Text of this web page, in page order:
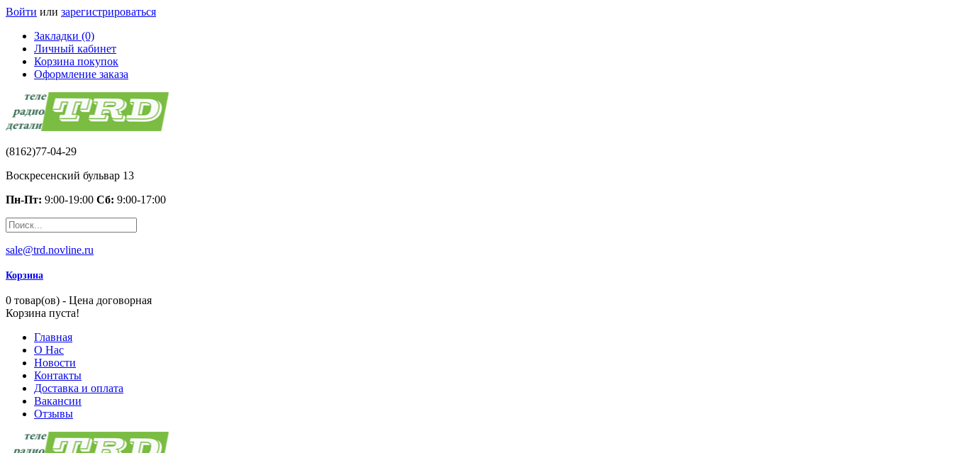
Войти или зарегистрироваться
Закладки (0)
Личный кабинет
Корзина покупок
Оформление заказа
(8162)77-04-29
Воскресенский бульвар 13
Пн-Пт: 9:00-19:00 Сб: 9:00-17:00
sale@trd.novline.ru
Корзина
0 товар(ов) - Цена договорная
Корзина пуста!
Главная
О Нас
Новости
Контакты
Доставка и оплата
Вакансии
Отзывы